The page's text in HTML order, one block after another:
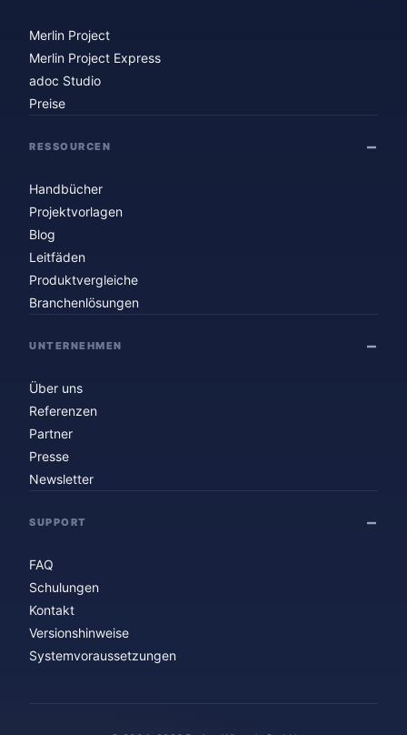
Merlin Project
Merlin Project Express
adoc Studio
Preise
RESSOURCEN
Handbücher
Projektvorlagen
Blog
Leitfäden
Produktvergleiche
Branchenlösungen
UNTERNEHMEN
Über uns
Referenzen
Partner
Presse
Newsletter
SUPPORT
FAQ
Schulungen
Kontakt
Versionshinweise
Systemvoraussetzungen